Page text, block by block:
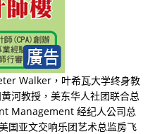
Walker ，叶希瓦大学终身教
河教授，美东华人社团联合总
Management 经纪人公司总
国亚文交响乐团艺术总监房飞